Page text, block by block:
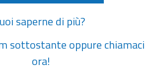
saperne di più?
sottostante oppure chiamaci
ora!